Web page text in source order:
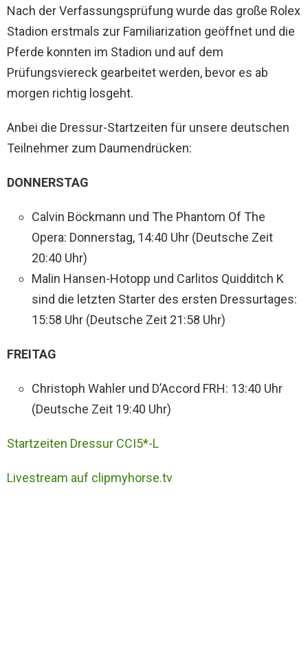
Nach der Verfassungsprüfung wurde das große Rolex
Stadion erstmals zur Familiarization geöffnet und die
Pferde konnten im Stadion und auf dem
Prüfungsviereck gearbeitet werden, bevor es ab
morgen richtig losgeht.
Anbei die Dressur-Startzeiten für unsere deutschen
Teilnehmer zum Daumendrücken:
DONNERSTAG
Calvin Böckmann und The Phantom Of The
Opera: Donnerstag, 14:40 Uhr (Deutsche Zeit
20:40 Uhr)
Malin Hansen-Hotopp und Carlitos Quidditch K
sind die letzten Starter des ersten Dressurtages:
15:58 Uhr (Deutsche Zeit 21:58 Uhr)
FREITAG
Christoph Wahler und D’Accord FRH: 13:40 Uhr
(Deutsche Zeit 19:40 Uhr)
Startzeiten Dressur CCI5*-L
Livestream auf clipmyhorse.tv